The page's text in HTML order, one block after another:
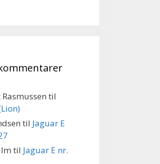
til
til Jaguar E
til Jaguar E nr.